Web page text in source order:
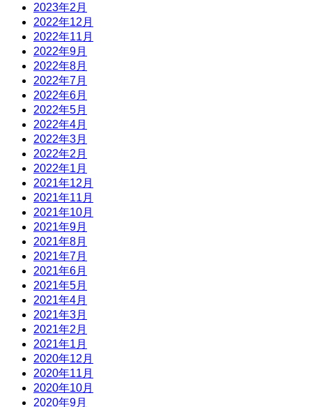
2023年2月
2022年12月
2022年11月
2022年9月
2022年8月
2022年7月
2022年6月
2022年5月
2022年4月
2022年3月
2022年2月
2022年1月
2021年12月
2021年11月
2021年10月
2021年9月
2021年8月
2021年7月
2021年6月
2021年5月
2021年4月
2021年3月
2021年2月
2021年1月
2020年12月
2020年11月
2020年10月
2020年9月